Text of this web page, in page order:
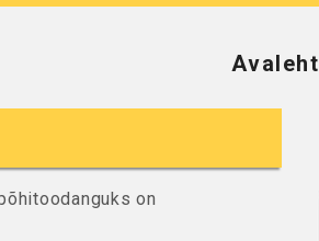
Avaleht
on